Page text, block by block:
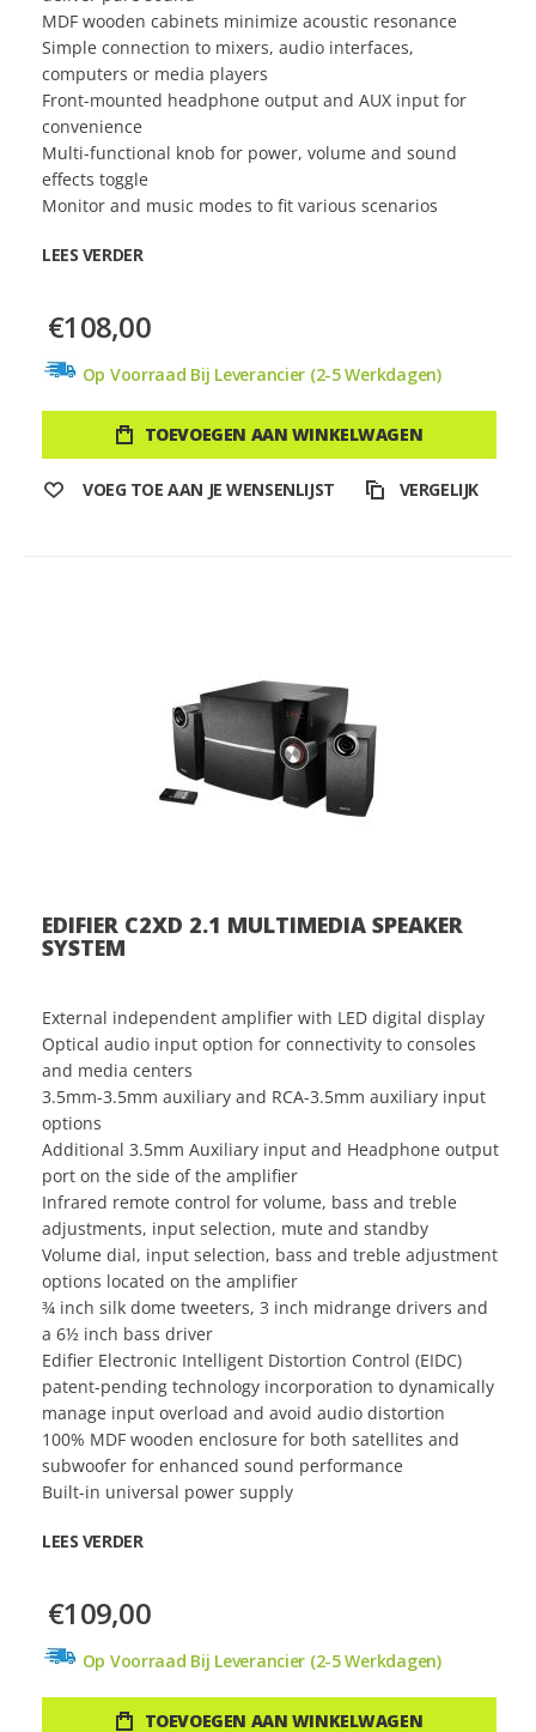
MDF wooden cabinets minimize acoustic resonance
Simple connection to mixers, audio interfaces,
computers or media players
Front-mounted headphone output and AUX input for
convenience
Multi-functional knob for power, volume and sound
effects toggle
Monitor and music modes to fit various scenarios
LEES VERDER
€108,00
Op Voorraad Bij Leverancier (2-5 Werkdagen)
TOEVOEGEN AAN WINKELWAGEN
VOEG TOE AAN JE WENSENLIJST VERGELIJK
EDIFIER C2XD 2.1 MULTIMEDIA SPEAKER
SYSTEM
External independent amplifier with LED digital display
Optical audio input option for connectivity to consoles
and media centers
3.5mm-3.5mm auxiliary and RCA-3.5mm auxiliary input
options
Additional 3.5mm Auxiliary input and Headphone output
port on the side of the amplifier
Infrared remote control for volume, bass and treble
adjustments, input selection, mute and standby
Volume dial, input selection, bass and treble adjustment
options located on the amplifier
¾ inch silk dome tweeters, 3 inch midrange drivers and
a 6½ inch bass driver
Edifier Electronic Intelligent Distortion Control (EIDC)
patent-pending technology incorporation to dynamically
manage input overload and avoid audio distortion
100% MDF wooden enclosure for both satellites and
subwoofer for enhanced sound performance
Built-in universal power supply
LEES VERDER
€109,00
Op Voorraad Bij Leverancier (2-5 Werkdagen)
TOEVOEGEN AAN WINKELWAGEN